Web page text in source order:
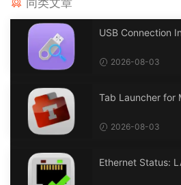
USB Connection
2026-08-03
Tab Launcher for
2026-08-03
Ethernet Status: